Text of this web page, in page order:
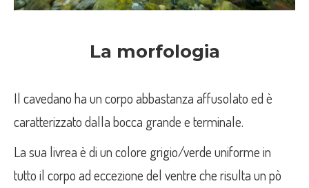
La morfologia
Il cavedano ha un corpo abbastanza affusolato ed è
caratterizzato dalla bocca grande e terminale.
La sua livrea è di un colore grigio/verde uniforme in
tutto il corpo ad eccezione del ventre che risulta un pò